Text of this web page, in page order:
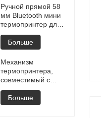
Ручной прямой 58
мм Bluetooth мини
термопринтер для
чеков
Больше
Механизм
термопринтера,
совместимый с
Fujitsu
FTP628MCL101
Больше